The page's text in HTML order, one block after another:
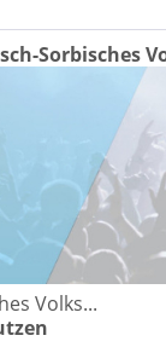
Sorbisches
Volks...